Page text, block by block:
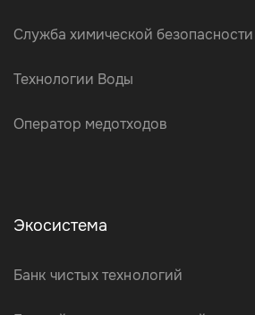
Служба химической безопасности
Технологии Воды
Оператор медотходов
Экосистема
Банк чистых технологий